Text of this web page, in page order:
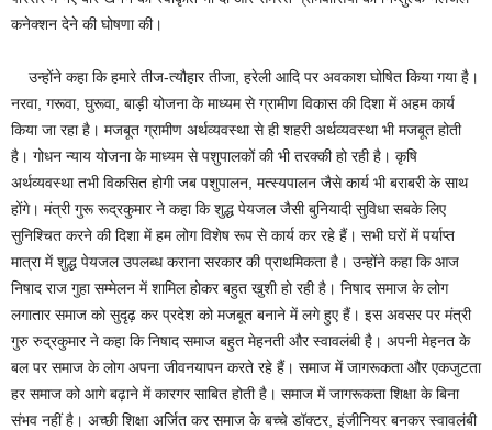
कनेक्शन देने की घोषणा की।
उन्होंने कहा कि हमारे तीज-त्यौहार तीजा, हरेली आदि पर अवकाश घोषित किया गया है।
नरवा, गरूवा, घुरूवा, बाड़ी योजना के माध्यम से ग्रामीण विकास की दिशा में अहम कार्य
किया जा रहा है। मजबूत ग्रामीण अर्थव्यवस्था से ही शहरी अर्थव्यवस्था भी मजबूत होती
है। गोधन न्याय योजना के माध्यम से पशुपालकों की भी तरक्की हो रही है। कृषि
अर्थव्यवस्था तभी विकसित होगी जब पशुपालन, मत्स्यपालन जैसे कार्य भी बराबरी के साथ
होंगे। मंत्री गुरू रूद्रकुमार ने कहा कि शुद्ध पेयजल जैसी बुनियादी सुविधा सबके लिए
सुनिश्चित करने की दिशा में हम लोग विशेष रूप से कार्य कर रहे हैं। सभी घरों में पर्याप्त
मात्रा में शुद्ध पेयजल उपलब्ध कराना सरकार की प्राथमिकता है। उन्होंने कहा कि आज
निषाद राज गुहा सम्मेलन में शामिल होकर बहुत खुशी हो रही है। निषाद समाज के लोग
लगातार समाज को सुदृढ़ कर प्रदेश को मजबूत बनाने में लगे हुए हैं। इस अवसर पर मंत्री
गुरु रुद्रकुमार ने कहा कि निषाद समाज बहुत मेहनती और स्वावलंबी है। अपनी मेहनत के
बल पर समाज के लोग अपना जीवनयापन करते रहे हैं। समाज में जागरूकता और एकजुटता
हर समाज को आगे बढ़ाने में कारगर साबित होती है। समाज में जागरूकता शिक्षा के बिना
संभव नहीं है। अच्छी शिक्षा अर्जित कर समाज के बच्चे डॉक्टर, इंजीनियर बनकर स्वावलंबी